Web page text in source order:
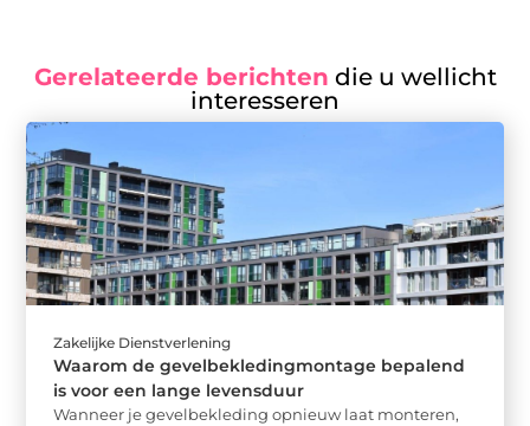
Gerelateerde berichten die u wellicht
interesseren
Zakelijke Dienstverlening
Waarom de gevelbekledingmontage bepalend
is voor een lange levensduur
Wanneer je gevelbekleding opnieuw laat monteren,